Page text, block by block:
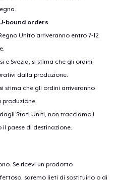
bound orders
Unito arriveranno entro 7-12
e Svezia, si stima che gli ordini
dalla produzione.
stima che gli ordini arriveranno
produzione.
Stati Uniti, non tracciamo i
paese di destinazione.
Se ricevi un prodotto
saremo lieti di sostituirlo o di